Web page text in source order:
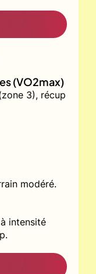
(VO2max)
3), récup
modéré.
intensité